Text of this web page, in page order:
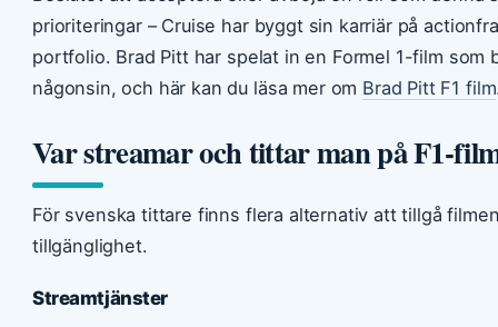
prioriteringar – Cruise har byggt sin karriär på
portfolio. Brad Pitt har spelat in en Formel 1-film som
någonsin, och här kan du läsa mer om Brad Pitt F1 film
Var streamar och tittar man på F1-
För svenska tittare finns flera alternativ att tillgå
tillgänglighet.
Streamtjänster